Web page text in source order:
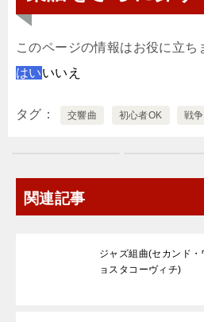
このページの情報はお役に立ち
はいいいえ
タグ 交響曲 初心者OK 戦
関連記事
ジャズ組曲(セカンド
ョスタコーヴィチ)